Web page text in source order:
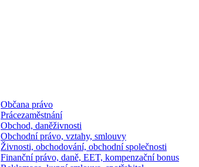
Občana právo
Prácezaměstnání
Obchod, daněživnosti
Obchodní právo, vztahy, smlouvy
Živnosti, obchodování, obchodní společnosti
Finanční právo, daně, EET, kompenzační bonus